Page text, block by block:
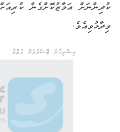
ކުދިންނަށް އަމާޒުކޮށްގެން
ވިދާޅުވިއެވެ.
އިޝްތިހާރު ޖެއްސެވުމަށް ގުޅުއްވާ